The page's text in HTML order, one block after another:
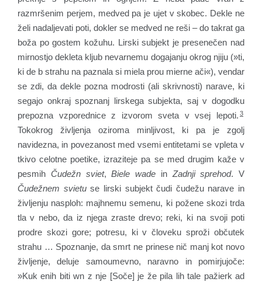
razmršenim perjem, medved pa je ujet v skobec. Dekle ne
želi nadaljevati poti, dokler se medved ne reši – do takrat ga
boža po gostem kožuhu. Lirski subjekt je presenečen nad
mirnostjo dekleta kljub nevarnemu dogajanju okrog njiju (»ti,
ki de b strahu na paznala si miela prou mierne ači«), vendar
se zdi, da dekle pozna modrosti (ali skrivnosti) narave, ki
segajo onkraj spoznanj lirskega subjekta, saj v dogodku
prepozna vzporednice z izvorom sveta v vsej lepoti. 3
Tokokrog življenja oziroma minljivost, ki pa je zgolj
navidezna, in povezanost med vsemi entitetami se vpleta v
tkivo celotne poetike, izraziteje pa se med drugim kaže v
pesmih Čudežn sviet,Biele wade inZadnji sprehod. V
Čudežnem svietuse lirski subjekt čudi čudežu narave in
življenju nasploh: majhnemu semenu, ki požene skozi trda
tla v nebo, da iz njega zraste drevo; reki, ki na svoji poti
prodre skozi gore; potresu, ki v človeku sproži občutek
strahu … Spoznanje, da smrt ne prinese nič manj kot novo
življenje, deluje samoumevno, naravno in pomirjujoče:
»Kuk enih biti wn z nje [Soče] je že pila lih tale pažierk ad